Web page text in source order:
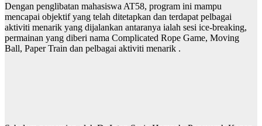
Dengan penglibatan mahasiswa AT58, program ini mampu
mencapai objektif yang telah ditetapkan dan terdapat pelbagai
aktiviti menarik yang dijalankan antaranya ialah sesi ice-breaking,
permainan yang diberi nama Complicated Rope Game, Moving
Ball, Paper Train dan pelbagai aktiviti menarik .